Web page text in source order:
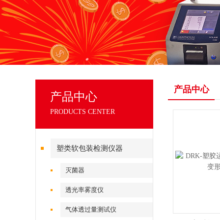
产品中心
PRODUCTS CENTER
塑类软包装检测仪器
灭菌器
透光率雾度仪
气体透过量测试仪
产品中心